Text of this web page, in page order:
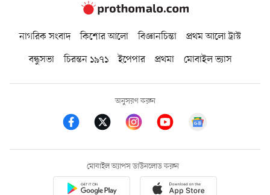
নাগরিক সংবাদ কিশোর আলো বিজ্ঞানচিন্তা
প্রথম আলো ট্রাস্ট
বন্ধুসভা
চিরন্তন ১৯৭১ ইপেপার প্রথমা মোবাইল ভ্যাস
অনুসরণ করুন
মোবাইল অ্যাপস ডাউনলোড করুন